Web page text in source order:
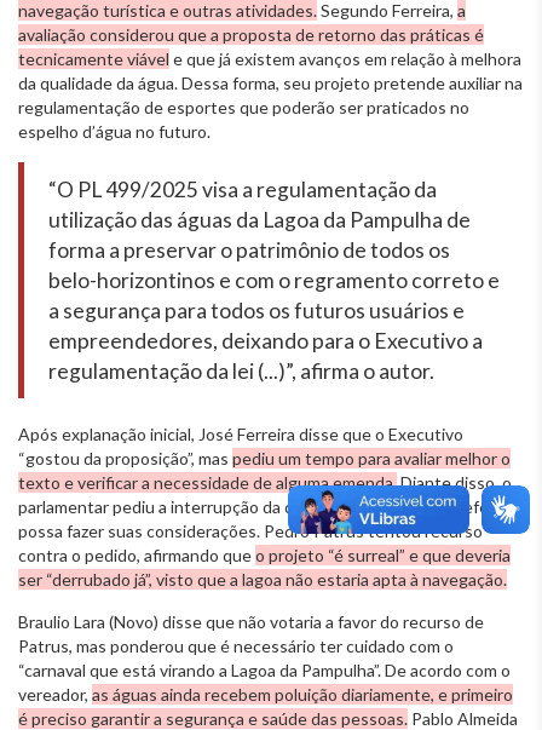
navegação turística e outras atividades.Segundo Ferreira, a
avaliação considerou que a proposta de retorno das práticas é
tecnicamente viável e que já existem avanços em relação à melhora
da qualidade da água. Dessa forma, seu projeto pretende auxiliar na
regulamentação de esportes que poderão ser praticados no
espelho d’água no futuro.
“O PL 499/2025 visa a regulamentação da
utilização das águas da Lagoa da Pampulha de
forma a preservar o patrimônio de todos os
belo-horizontinos e com o regramento correto e
a segurança para todos os futuros usuários e
empreendedores, deixando para o Executivo a
regulamentação da lei (...)”, afirma o autor.
Após explanação inicial, José Ferreira disse que o Executivo
“gostou da proposição”, mas pediu um tempo para avaliar melhor o
texto e verificar a necessidade de alguma emenda.Diante disso, o
parlamentar pediu a interrupção da discussão, para que a prefeitura
possa fazer suas considerações. Pedro Patrus tentou recurso
contra o pedido, afirmando queo projeto “é surreal” e que deveria
ser “derrubado já”, visto que a lagoa não estaria apta à navegação.
Braulio Lara (Novo) disse que não votaria a favor do recurso de
Patrus, mas ponderou que é necessário ter cuidado com o
“carnaval que está virando a Lagoa da Pampulha”. De acordo com o
vereador, as águas ainda recebem poluição diariamente, e primeiro
é preciso garantir a segurança e saúde das pessoas. Pablo Almeida